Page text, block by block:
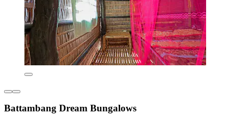
Battambang Dream Bungalows